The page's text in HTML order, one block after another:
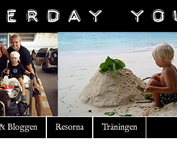
Bloggen Resorna Träningen